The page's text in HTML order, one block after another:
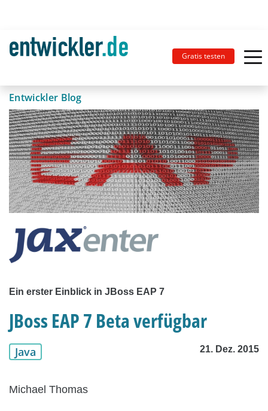
Gratis testen
Entwickler Blog
Ein erster Einblick in JBoss EAP 7
JBoss EAP 7 Beta verfügbar
Java 21. Dez. 2015
Michael Thomas